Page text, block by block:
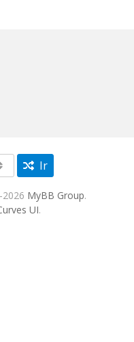
Ir
MyBB Group.
UI.